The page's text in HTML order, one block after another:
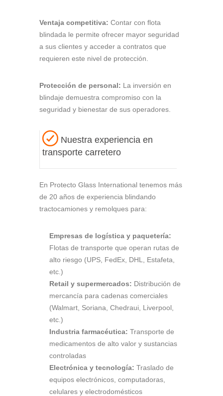
Ventaja competitiva: Contar con flota
blindada le permite ofrecer mayor seguridad
a sus clientes y acceder a contratos que
requieren este nivel de protección.
Protección de personal: La inversión en
blindaje demuestra compromiso con la
seguridad y bienestar de sus operadores.
Nuestra experiencia en
transporte carretero
En Protecto Glass International tenemos más
de 20 años de experiencia blindando
tractocamiones y remolques para:
Empresas de logística y paquetería:
Flotas de transporte que operan rutas de
alto riesgo (UPS, FedEx, DHL, Estafeta,
etc.)
Retail y supermercados: Distribución de
mercancía para cadenas comerciales
(Walmart, Soriana, Chedraui, Liverpool,
etc.)
Industria farmacéutica: Transporte de
medicamentos de alto valor y sustancias
controladas
Electrónica y tecnología: Traslado de
equipos electrónicos, computadoras,
celulares y electrodomésticos